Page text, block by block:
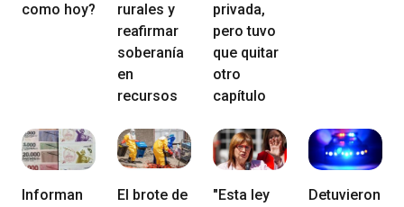
como hoy?
rurales y
reafirmar
soberanía
en
recursos
privada,
pero tuvo
que quitar
otro
capítulo
Informan
El brote de
"Esta ley
Detuvieron